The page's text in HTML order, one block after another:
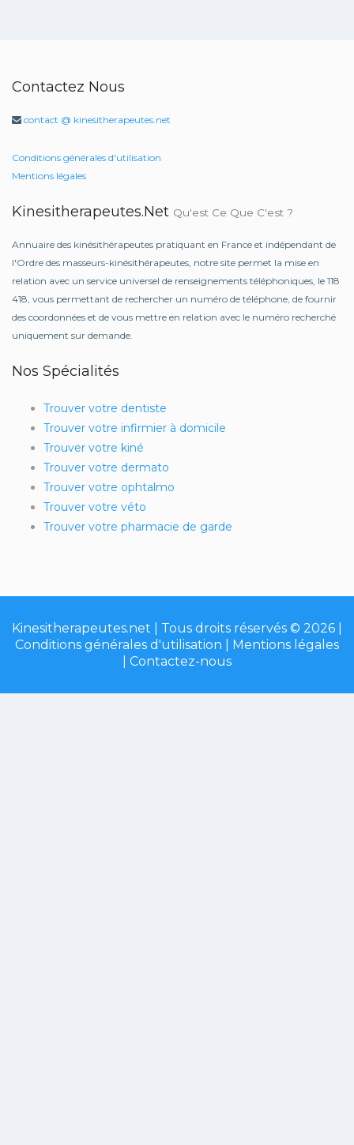
Contactez Nous
contact @ kinesitherapeutes.net
Conditions générales d'utilisation
Mentions légales
Kinesitherapeutes.net Qu'est Ce Que C'est ?
Annuaire des kinésithérapeutes pratiquant en France et indépendant de
l'Ordre des masseurs-kinésithérapeutes, notre site permet la mise en
relation avec un service universel de renseignements téléphoniques, le 118
418, vous permettant de rechercher un numéro de téléphone, de fournir
des coordonnées et de vous mettre en relation avec le numéro recherché
uniquement sur demande.
Nos Spécialités
Trouver votre dentiste
Trouver votre infirmier à domicile
Trouver votre kiné
Trouver votre dermato
Trouver votre ophtalmo
Trouver votre véto
Trouver votre pharmacie de garde
Kinesitherapeutes.net | Tous droits réservés © 2026 |
Conditions générales d'utilisation
Mentions légales
Contactez-nous